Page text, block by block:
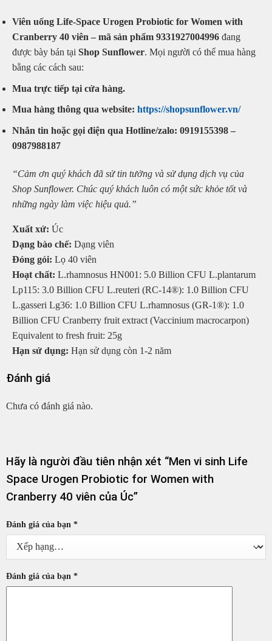
Viên uống Life-Space Urogen Probiotic for Women with
Cranberry 40 viên – mã sản phẩm 9331927004996 đang
được bày bán tại Shop Sunflower. Mọi người có thể mua hàng
bằng các cách sau:
Mua trực tiếp tại cửa hàng.
Mua hàng thông qua website: https://shopsunflower.vn/
Nhắn tin hoặc gọi điện qua Hotline/zalo: 0919155398 –
0987988187
“Cảm ơn quý khách đã sử tin tưởng và sử dụng dịch vụ của
Shop Sunflower. Chúc quý khách luôn có một sức khỏe tốt và
những ngày làm việc hiệu quả.”
Xuất xứ: Úc
Dạng bào chế: Dạng viên
Đóng gói: Lọ 40 viên
Hoạt chất: L.rhamnosus HN001: 5.0 Billion CFU L.plantarum
Lp115: 3.0 Billion CFU L.reuteri (RC-14®): 1.0 Billion CFU
L.gasseri Lg36: 1.0 Billion CFU L.rhamnosus (GR-1®): 1.0
Billion CFU Cranberry fruit extract (Vaccinium macrocarpon)
Equivalent to fresh fruit: 25g
Hạn sử dụng: Hạn sử dụng còn 1-2 năm
Đánh giá
Chưa có đánh giá nào.
Hãy là người đầu tiên nhận xét “Men vi sinh Life
Space Urogen Probiotic for Women with
Cranberry 40 viên của Úc”
Đánh giá của bạn *
Đánh giá của bạn *